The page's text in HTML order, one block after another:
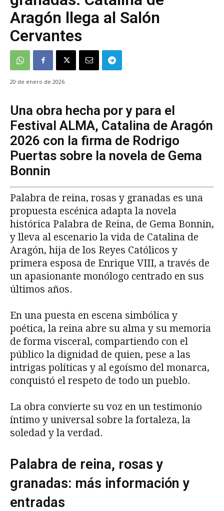
Aragón llega al Salón
Cervantes
20 de enero de 2026
Una obra hecha por y para el
Festival ALMA, Catalina de Aragón
2026 con la firma de Rodrigo
Puertas sobre la novela de Gema
Bonnin
Palabra de reina, rosas y granadas es una
propuesta escénica adapta la novela
histórica Palabra de Reina, de Gema Bonnin,
y lleva al escenario la vida de Catalina de
Aragón, hija de los Reyes Católicos y
primera esposa de Enrique VIII, a través de
un apasionante monólogo centrado en sus
últimos años.
En una puesta en escena simbólica y
poética, la reina abre su alma y su memoria
de forma visceral, compartiendo con el
público la dignidad de quien, pese a las
intrigas políticas y al egoísmo del monarca,
conquistó el respeto de todo un pueblo.
La obra convierte su voz en un testimonio
íntimo y universal sobre la fortaleza, la
soledad y la verdad.
Palabra de reina, rosas y
granadas: más información y
entradas